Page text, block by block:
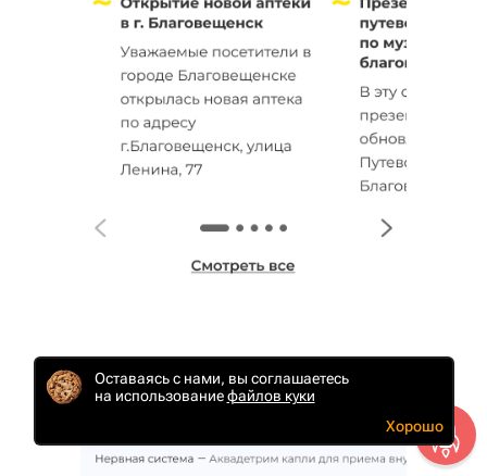
Каталог
Оставаясь с нами, вы соглашаетесь
на использованиефайлов куки
Хорошо